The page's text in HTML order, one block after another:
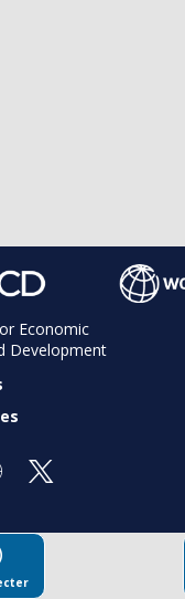
Economic
Development